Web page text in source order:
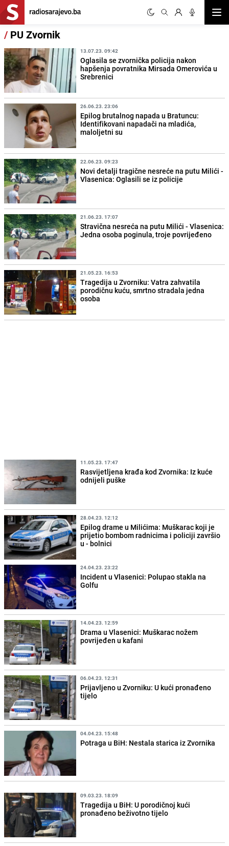
/ PU Zvornik
13.07.23. 09:42
Oglasila se zvornička policija nakon
hapšenja povratnika Mirsada Omerovića u
Srebrenici
26.06.23. 23:06
Epilog brutalnog napada u Bratuncu:
Identifikovani napadači na mladića,
maloljetni su
22.06.23. 09:23
Novi detalji tragične nesreće na putu Milići -
Vlasenica: Oglasili se iz policije
21.06.23. 17:07
Stravična nesreća na putu Milići - Vlasenica:
Jedna osoba poginula, troje povrijeđeno
21.05.23. 16:53
Tragedija u Zvorniku: Vatra zahvatila
porodičnu kuću, smrtno stradala jedna
osoba
11.05.23. 17:47
Rasvijetljena krađa kod Zvornika: Iz kuće
odnijeli puške
28.04.23. 12:12
Epilog drame u Milićima: Muškarac koji je
prijetio bombom radnicima i policiji završio
u - bolnici
24.04.23. 23:22
Incident u Vlasenici: Polupao stakla na
Golfu
14.04.23. 12:59
Drama u Vlasenici: Muškarac nožem
povrijeđen u kafani
06.04.23. 12:31
Prijavljeno u Zvorniku: U kući pronađeno
tijelo
04.04.23. 15:48
Potraga u BiH: Nestala starica iz Zvornika
09.03.23. 18:09
Tragedija u BiH: U porodičnoj kući
pronađeno beživotno tijelo